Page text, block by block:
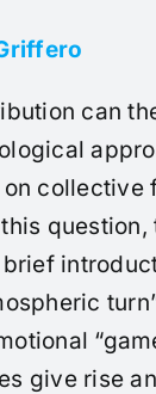
can
collective
question,
give rise